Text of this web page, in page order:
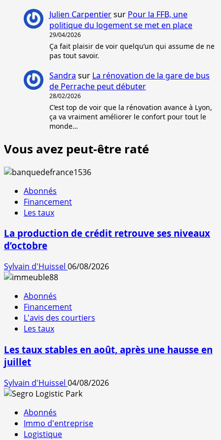
Julien Carpentiersur Pour la FFB, une
politique du logement se met en place
29/04/2026
Ça fait plaisir de voir quelqu’un qui assume de ne
pas tout savoir.
Sandra sur La rénovation de la gare de bus
de Perrache peut débuter
28/02/2026
C’est top de voir que la rénovation avance à Lyon,
ça va vraiment améliorer le confort pour tout le
monde…
Vous avez peut-être raté
Abonnés
Financement
Les taux
La production de crédit retrouve ses niveaux
d’octobre
Sylvain d'Huissel 06/08/2026
Abonnés
Financement
L'avis des courtiers
Les taux
Les taux stables en août, après une hausse en
juillet
Sylvain d'Huissel 04/08/2026
Abonnés
Immo d'entreprise
Logistique